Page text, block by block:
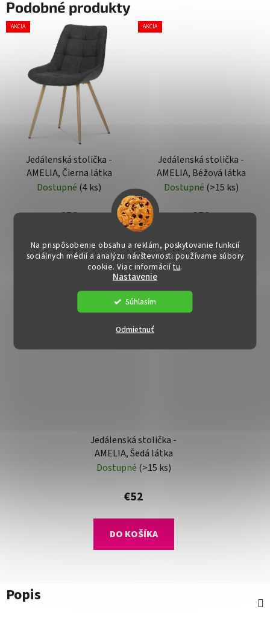
Na prispôsobenie obsahu a reklám, poskytovanie funkcií
sociálnych médií a analýzu návštevnosti používame súbory
cookie. Viac informáciítu.
Nastavenie
Odmietnuť
Súhlasím
Podobné produkty
AKCIA
Jedálenská stolička -
AMELIA, Čierna látka
Dostupné (4 ks)
€52
DO KOŠÍKA
AKCIA
Jedálenská stolička -
AMELIA, Béžová látka
Dostupné (>15 ks)
€52
DO KOŠÍKA
Jedálenská stolička -
AMELIA, Šedá látka
Dostupné (>15 ks)
€52
DO KOŠÍKA
Popis